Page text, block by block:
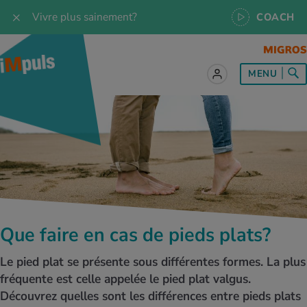
Vivre plus sainement? COACH
sur le sujet Alimentation
les recettes
idéal
sainement
d’alimentation
sur le sujet Mouvement
& Jogging
& outdoor
accessoires
sur le sujet Relaxation
de vie
être
sur le sujet Médecine
de la santé
au quotidien
du sport
physiques
sur le sujet Service
test et quiz
d'iMpuls
MENU
Que faire en cas de pieds plats?
Le pied plat se présente sous différentes formes. La plus
fréquente est celle appelée le pied plat valgus.
Découvrez quelles sont les différences entre pieds plats